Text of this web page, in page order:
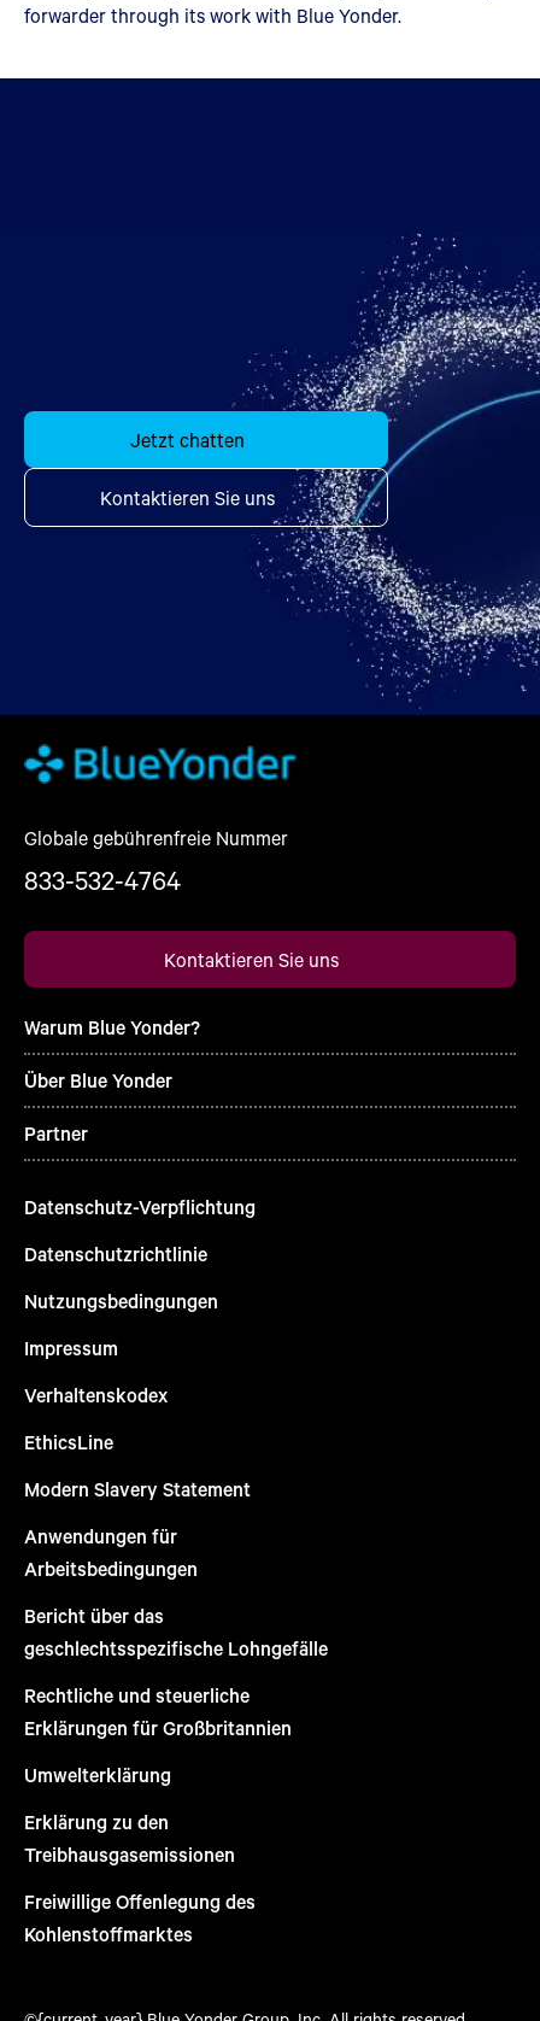
forwarder through its work with Blue Yonder.
Jetzt chatten
Kontaktieren Sie uns
Globale gebührenfreie Nummer
833-532-4764
Kontaktieren Sie uns
Warum Blue Yonder?
Über Blue Yonder
Partner
Datenschutz-Verpflichtung
Datenschutzrichtlinie
Nutzungsbedingungen
Impressum
Verhaltenskodex
EthicsLine
Modern Slavery Statement
Anwendungen für
Arbeitsbedingungen
Bericht über das
geschlechtsspezifische Lohngefälle
Rechtliche und steuerliche
Erklärungen für Großbritannien
Umwelterklärung
Erklärung zu den
Treibhausgasemissionen
Freiwillige Offenlegung des
Kohlenstoffmarktes